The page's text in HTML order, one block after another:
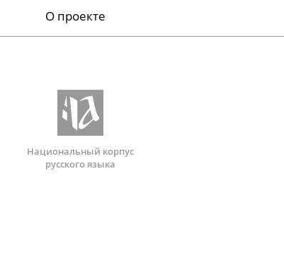
О проекте
Национальный корпус
русского языка